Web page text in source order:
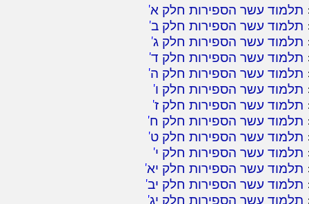
תלמוד עשר הספירות חלק א'
תלמוד עשר הספירות חלק ב'
תלמוד עשר הספירות חלק ג'
תלמוד עשר הספירות חלק ד'
תלמוד עשר הספירות חלק ה'
תלמוד עשר הספירות חלק ו'
תלמוד עשר הספירות חלק ז'
תלמוד עשר הספירות חלק ח'
תלמוד עשר הספירות חלק ט'
תלמוד עשר הספירות חלק י'
תלמוד עשר הספירות חלק יא'
תלמוד עשר הספירות חלק יב'
תלמוד עשר הספירות חלק יג'